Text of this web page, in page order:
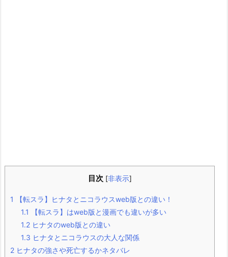
目次 [非表示]
1
【転スラ】ヒナタとニコラウスweb版との違い！
1.1
【転スラ】はweb版と漫画でも違いが多い
1.2 ヒナタのweb版との違い
1.3 ヒナタとニコラウスの大人な関係
2 ヒナタの強さや死亡するかネタバレ